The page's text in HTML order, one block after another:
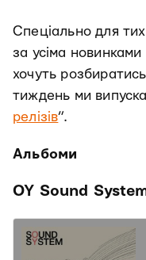
Спеціально для
за усіма новинками
хочуть
тиждень ми
релізів”.
Альбоми
OY Sound